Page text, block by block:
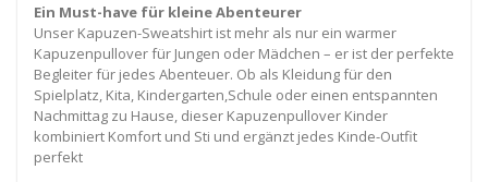
Ein Must-have für kleine Abenteurer
Unser Kapuzen-Sweatshirt ist mehr als nur ein warmer
Kapuzenpullover für Jungen oder Mädchen – er ist der perfekte
Begleiter für jedes Abenteuer. Ob als Kleidung für den
Spielplatz, Kita, Kindergarten,Schule oder einen entspannten
Nachmittag zu Hause, dieser Kapuzenpullover Kinder
kombiniert Komfort und Sti und ergänzt jedes Kinde-Outfit
perfekt